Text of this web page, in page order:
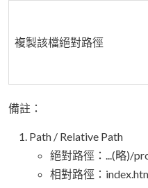
複製該檔絕對路徑
備註：
Path / Relative Path
絕對路徑：...(略)/
相對路徑：